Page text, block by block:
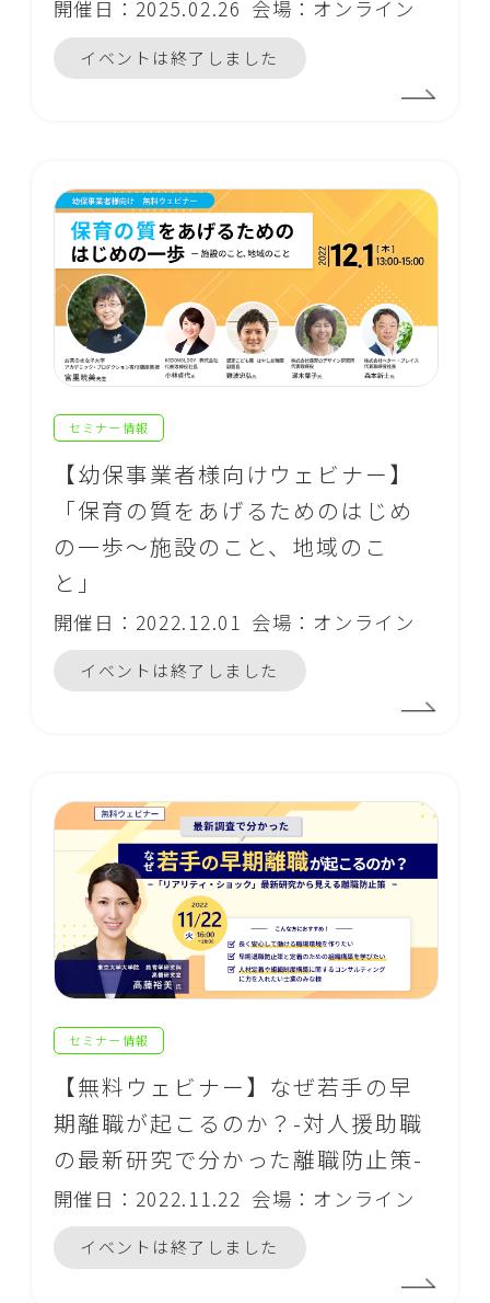
開催日：2025.02.26 会場：オンライン
イベントは終了しました
セミナー情報
【幼保事業者様向けウェビナー】
「保育の質をあげるためのはじめ
の一歩～施設のこと、地域のこ
と」
開催日：2022.12.01 会場：オンライン
イベントは終了しました
セミナー情報
【無料ウェビナー】なぜ若手の早
期離職が起こるのか？-対人援助職
の最新研究で分かった離職防止策-
開催日：2022.11.22 会場：オンライン
イベントは終了しました